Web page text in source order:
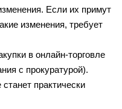
Если их примут
изменения, требует
в онлайн-торговле
с прокуратурой).
практически